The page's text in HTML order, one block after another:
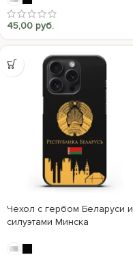
45,00 руб.
Чехол с гербом Беларуси и
силуэтами Минска